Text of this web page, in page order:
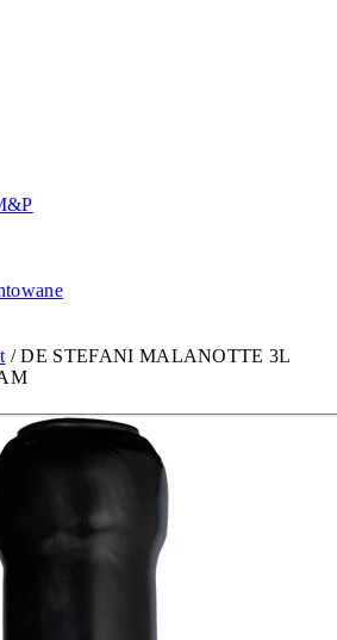
/DE STEFANI MALANOTTE 3L